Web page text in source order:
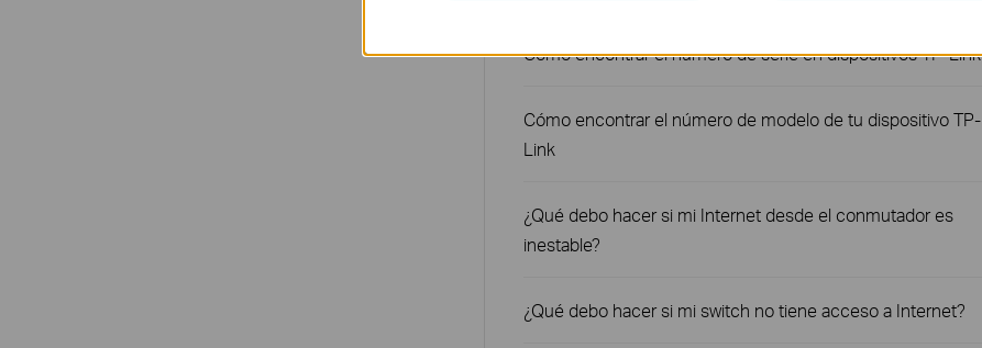
Cómo encontrar el número de serie en dispositivos TP-Link
Cómo encontrar el número de modelo de tu dispositivo TP-
Link
¿Qué debo hacer si mi Internet desde el conmutador es
inestable?
¿Qué debo hacer si mi switch no tiene acceso a Internet?